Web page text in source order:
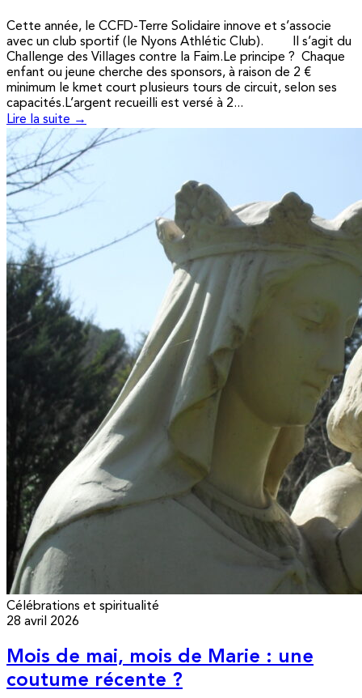
Cette année, le CCFD-Terre Solidaire innove et s’associe
avec un club sportif (le Nyons Athlétic Club). Il s’agit du
Challenge des Villages contre la Faim.Le principe ? Chaque
enfant ou jeune cherche des sponsors, à raison de 2 €
minimum le kmet court plusieurs tours de circuit, selon ses
capacités.L’argent recueilli est versé à 2...
Lire la suite →
Célébrations et spiritualité
28 avril 2026
Mois de mai, mois de Marie : une
coutume récente ?